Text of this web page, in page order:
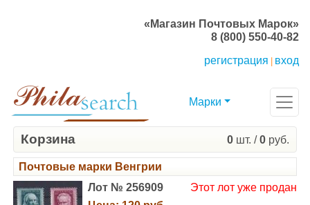
«Магазин Почтовых Марок»
8 (800) 550-40-82
регистрация
вход
Марки
Корзина 0 шт. /0 руб.
Почтовые марки Венгрии
Лот № 256909
Этот лот уже продан